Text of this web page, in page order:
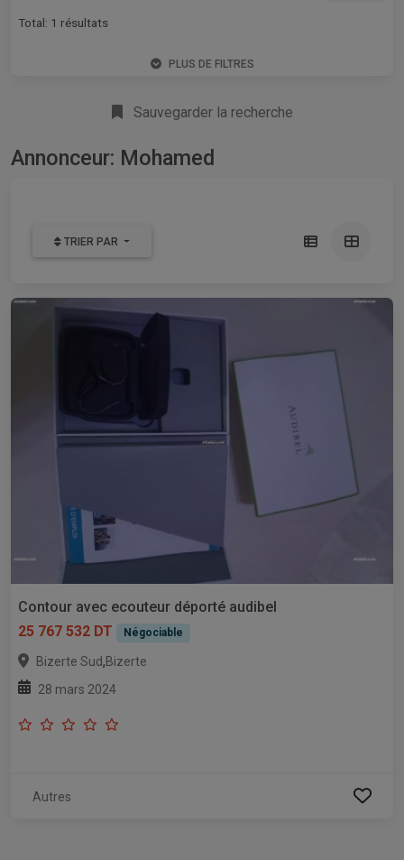
Total: 1 résultats
PLUS DE FILTRES
Sauvegarder la recherche
Annonceur: Mohamed
TRIER PAR
Contour avec ecouteur déporté audibel
25 767 532 DT
Négociable
Bizerte Sud,Bizerte
28 mars 2024
Autres